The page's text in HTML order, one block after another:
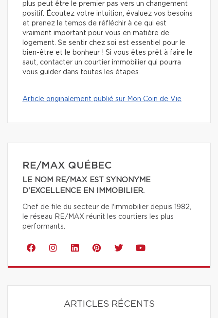
plus peut être le premier pas vers un changement
positif. Écoutez votre intuition, évaluez vos besoins
et prenez le temps de réfléchir à ce qui est
vraiment important pour vous en matière de
logement. Se sentir chez soi est essentiel pour le
bien-être et le bonheur ! Si vous êtes prêt à faire le
saut, contacter un courtier immobilier qui pourra
vous guider dans toutes les étapes.
Article originalement publié sur Mon Coin de Vie
RE/MAX QUÉBEC
LE NOM RE/MAX EST SYNONYME
D'EXCELLENCE EN IMMOBILIER.
Chef de file du secteur de l'immobilier depuis 1982,
le réseau RE/MAX réunit les courtiers les plus
performants.
ARTICLES RÉCENTS